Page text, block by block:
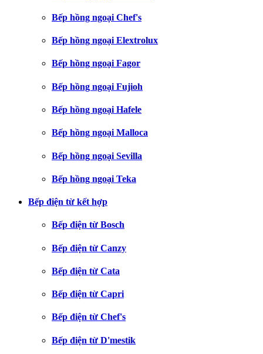
Bếp hồng ngoại Chef's
Bếp hồng ngoại Elextrolux
Bếp hồng ngoại Fagor
Bếp hồng ngoại Fujioh
Bếp hồng ngoại Hafele
Bếp hồng ngoại Malloca
Bếp hồng ngoại Sevilla
Bếp hồng ngoại Teka
Bếp điện từ kết hợp
Bếp điện từ Bosch
Bếp điện từ Canzy
Bếp điện từ Cata
Bếp điện từ Capri
Bếp điện từ Chef's
Bếp điện từ D'mestik